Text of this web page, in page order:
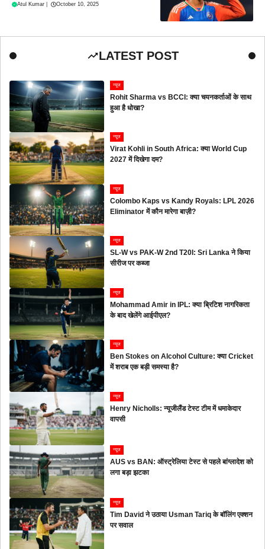
Atul Kumar October 10, 2025
LATEST POST
न्यूज
Rohit Sharma vs BCCI: क्या चयनकर्ताओं के साथ
हुआ है धोखा?
न्यूज
Virat Kohli in South Africa: क्या World Cup
2027 में दिखेगा दम?
न्यूज
Colombo Kaps vs Kandy Royals: LPL 2026
Eliminator में कौन मारेगा बाज़ी?
न्यूज
SL-W vs PAK-W 2nd T20I: Sri Lanka ने किया
सीरीज पर कब्जा
न्यूज
Mohammad Amir in IPL: क्या ब्रिटिश नागरिकता
के बाद खेलेंगे आईपीएल?
न्यूज
Ben Stokes on Alcohol Culture: क्या Cricket
में शराब एक बड़ी समस्या है?
न्यूज
Henry Nicholls: न्यूजीलैंड टेस्ट टीम में धमाकेदार
वापसी
न्यूज
AUS vs BAN: ऑस्ट्रेलिया टेस्ट से पहले बांग्लादेश को
लगा बड़ा झटका
न्यूज
Tim David ने उठाया Usman Tariq के बॉलिंग एक्शन
पर सवाल